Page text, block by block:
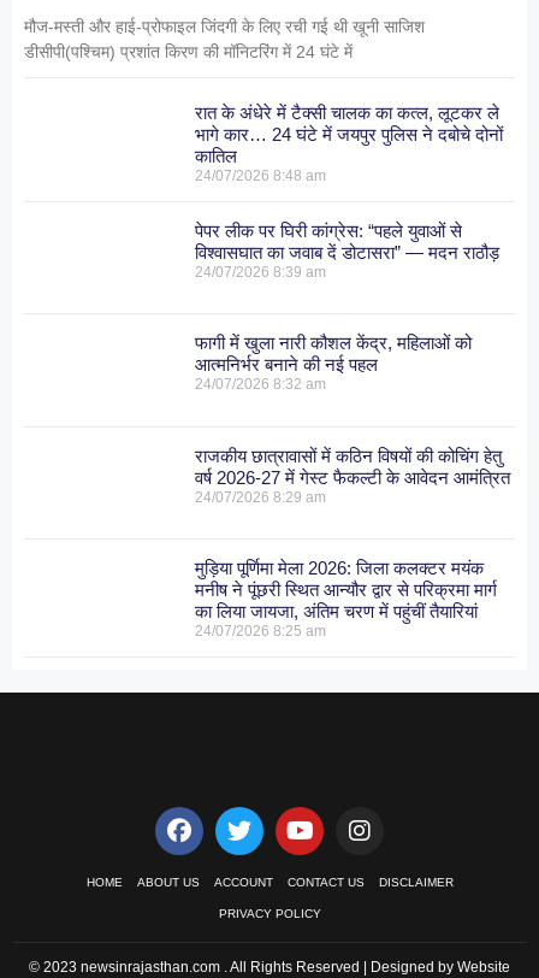
मौज-मस्ती और हाई-प्रोफाइल जिंदगी के लिए रची गई थी खूनी साजिश
डीसीपी(पश्चिम) प्रशांत किरण की मॉनिटरिंग में 24 घंटे में
रात के अंधेरे में टैक्सी चालक का कत्ल, लूटकर ले
भागे कार… 24 घंटे में जयपुर पुलिस ने दबोचे दोनों
कातिल
24/07/20268:48 am
पेपर लीक पर घिरी कांग्रेस: “पहले युवाओं से
विश्वासघात का जवाब दें डोटासरा” — मदन राठौड़
24/07/20268:39 am
फागी में खुला नारी कौशल केंद्र, महिलाओं को
आत्मनिर्भर बनाने की नई पहल
24/07/20268:32 am
राजकीय छात्रावासों में कठिन विषयों की कोचिंग हेतु
वर्ष 2026-27 में गेस्ट फैकल्टी के आवेदन आमंत्रित
24/07/20268:29 am
मुड़िया पूर्णिमा मेला 2026: जिला कलक्टर मयंक
मनीष ने पूंछरी स्थित आन्यौर द्वार से परिक्रमा मार्ग
का लिया जायजा, अंतिम चरण में पहुंचीं तैयारियां
24/07/20268:25 am
HOME ABOUT US ACCOUNT CONTACT US DISCLAIMER
PRIVACY POLICY
© 2023 newsinrajasthan.com . All Rights Reserved | Designed by Website